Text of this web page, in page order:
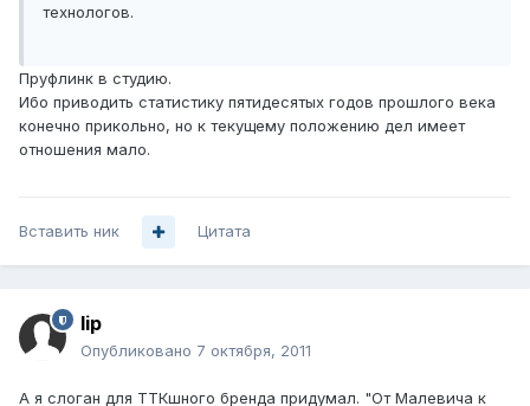
технологов.
Пруфлинк в студию.
Ибо приводить статистику пятидесятых годов прошлого века
конечно прикольно, но к текущему положению дел имеет
отношения мало.
Вставить ник Цитата
lip
Опубликовано 7 октября, 2011
А я слоган для ТТКшного бренда придумал. "От Малевича к